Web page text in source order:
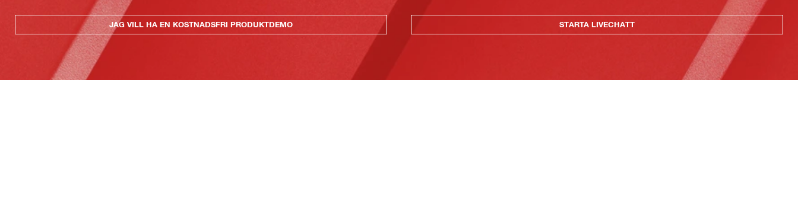
JAG VILL HA EN KOSTNADSFRI PRODUKTDEMO STARTA LIVECHATT